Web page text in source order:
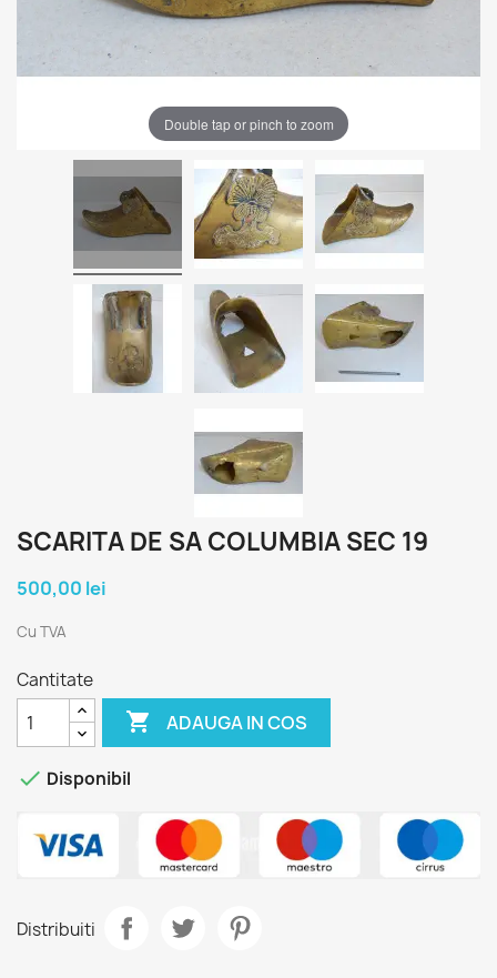
Double tap or pinch to zoom
SCARITA DE SA COLUMBIA SEC 19
500,00 lei
Cu TVA
Cantitate
 ADAUGA IN COS
 Disponibil
Distribuiti